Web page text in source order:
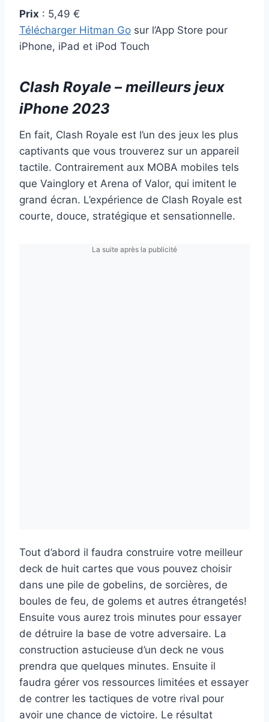
Prix : 5,49 €
Télécharger Hitman Go sur l’App Store pour
iPhone, iPad et iPod Touch
Clash Royale – meilleurs jeux
iPhone 2023
En fait, Clash Royale est l’un des jeux les plus
captivants que vous trouverez sur un appareil
tactile. Contrairement aux MOBA mobiles tels
que Vainglory et Arena of Valor, qui imitent le
grand écran. L’expérience de Clash Royale est
courte, douce, stratégique et sensationnelle.
La suite après la publicité
Tout d’abord il faudra construire votre meilleur
deck de huit cartes que vous pouvez choisir
dans une pile de gobelins, de sorcières, de
boules de feu, de golems et autres étrangetés!
Ensuite vous aurez trois minutes pour essayer
de détruire la base de votre adversaire. La
construction astucieuse d’un deck ne vous
prendra que quelques minutes. Ensuite il
faudra gérer vos ressources limitées et essayer
de contrer les tactiques de votre rival pour
avoir une chance de victoire. Le résultat